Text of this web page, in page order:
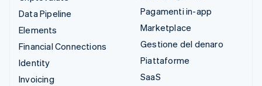
Data Pipeline
Elements
Financial Connections
Identity
Invoicing
Pagamenti in-app
Marketplace
Gestione del denaro
Piattaforme
SaaS